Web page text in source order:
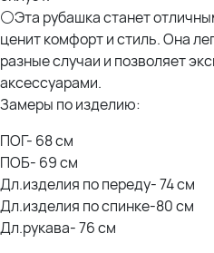
⚪Эта рубашка станет
ценит комфорт и стиль. Она
разные случаи и позволяет
аксессуарами.
Замеры по изделию:
ПОГ- 68 см
ПОБ- 69 см
Дл.изделия по переду- 74 см
Дл.изделия по спинке-80 см
Дл.рукава- 76 см